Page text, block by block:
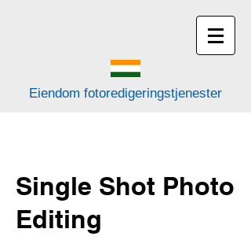
Eiendom fotoredigeringstjenester
Single Shot Photo
Editing